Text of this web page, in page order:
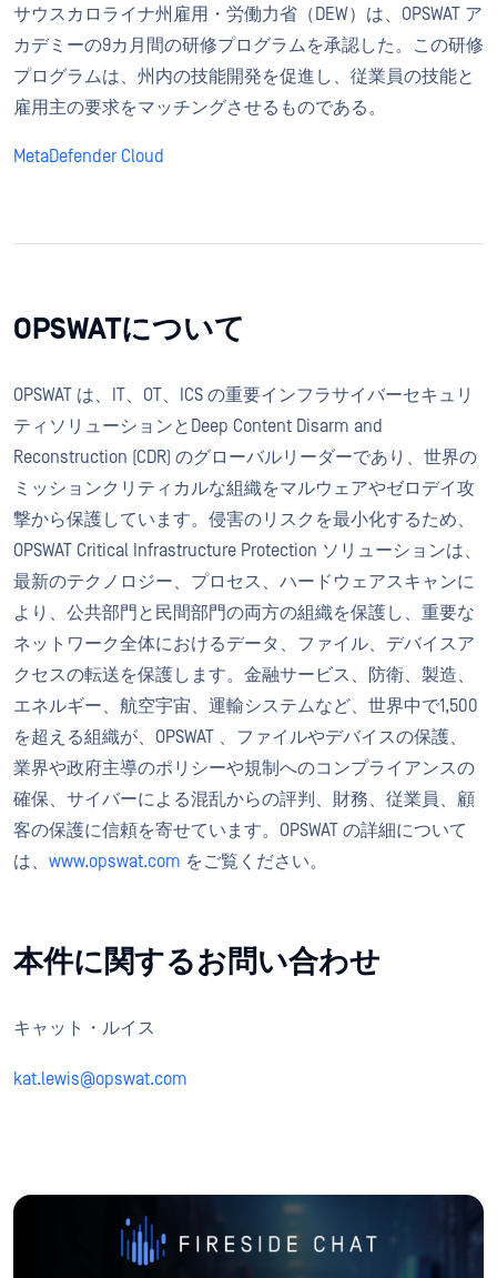
サウスカロライナ州雇用・労働力省（DEW）は、OPSWAT ア
カデミーの9カ月間の研修プログラムを承認した。この研修
プログラムは、州内の技能開発を促進し、従業員の技能と
雇用主の要求をマッチングさせるものである。
MetaDefender Cloud
OPSWATについて
OPSWAT は、IT、OT、ICS の重要インフラサイバーセキュリ
ティソリューションとDeep Content Disarm and
Reconstruction (CDR) のグローバルリーダーであり、世界の
ミッションクリティカルな組織をマルウェアやゼロデイ攻
撃から保護しています。侵害のリスクを最小化するため、
OPSWAT Critical Infrastructure Protection ソリューションは、
最新のテクノロジー、プロセス、ハードウェアスキャンに
より、公共部門と民間部門の両方の組織を保護し、重要な
ネットワーク全体におけるデータ、ファイル、デバイスア
クセスの転送を保護します。金融サービス、防衛、製造、
エネルギー、航空宇宙、運輸システムなど、世界中で1,500
を超える組織が、OPSWAT 、ファイルやデバイスの保護、
業界や政府主導のポリシーや規制へのコンプライアンスの
確保、サイバーによる混乱からの評判、財務、従業員、顧
客の保護に信頼を寄せています。OPSWAT の詳細について
は、 www.opswat.com をご覧ください。
本件に関するお問い合わせ
キャット・ルイス
kat.lewis@opswat.com